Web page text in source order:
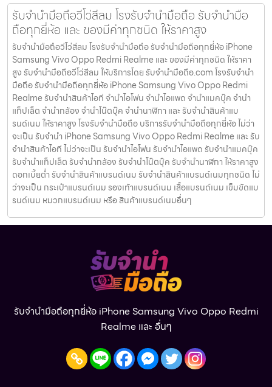
รับจำนำมือถือวีโว่สีลม โรงรับจำนำมือถือ รับจำนำมือ
ถือทุกยี่ห้อ และ ของมีค่าทุกชนิด ให้ราคาสูง
รับจำนำมือถือวีโว่สีลม โรงรับจำนำมือถือ รับจำนำมือถือทุกยี่ห้อ iPhone
Samsung Vivo Oppo Redmi Realme และ ของมีค่าทุกชนิด ให้ราคา
สูง รับจำนำมือถือวีโว่สีลม ให้บริการโดย รับจํานํามือถือ.com โรงรับจำนำ
มือถือ รับจำนำมือถือทุกยี่ห้อ iPhone Samsung Vivo Oppo Redmi
Realme รับจำนำสินค้าไอที จำนำไอโฟน จำนำไอแพด จำนำแมคบุ๊ค จำนำ
แท็ปเล็ต จำนำกล้อง จำนำโน๊ตบุ๊ค จำนำนาฬิกา และ รับจำนำสินค้าแบ
รนด์เนม ให้ราคาสูง โรงรับจำนำมือถือ บริการรับจำนำมือถือทุกยี่ห้อ ไม่ว่า
จะเป็น รับจำนำ iPhone Samsung Vivo Oppo Redmi Realme และ รับ
จำนำสินค้าไอที ไม่ว่าจะเป็น รับจำนำไอโฟน รับจำนำไอแพด รับจำนำแมคบุ๊ค
รับจำนำแท็ปเล็ต รับจำนำกล้อง รับจำนำโน๊ตบุ๊ค รับจำนำนาฬิกา ให้ราคาสูง
ดอกเบี้ยต่ำ รับจำนำสินค้าแบรนด์เนม รับจำนำสินค้าแบรนด์เนมทุกชนิด ไม่
ว่าจะเป็น กระเป๋าแบรนด์เนม รองเท้าแบรนด์เนม เสื้อแบรนด์เนม เข็มขัดแบ
รนด์เนม หมวกแบรนด์เนม หรือ สินค้าแบรนด์เนมอื่นๆ
รับจำนำมือถือทุกยี่ห้อ iPhone Samsung Vivo Oppo Redmi
Realme และ อื่นๆ